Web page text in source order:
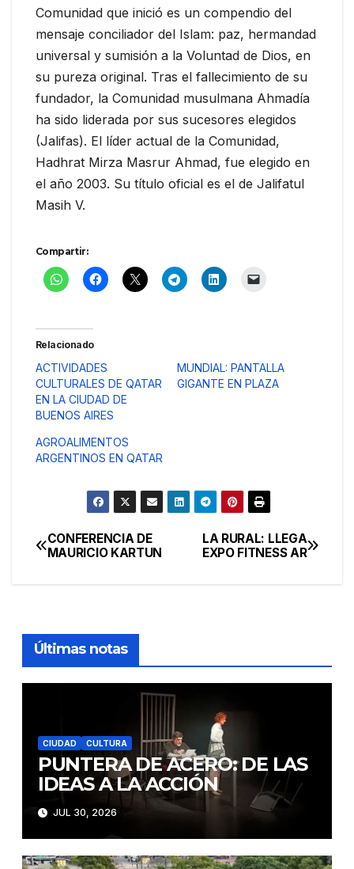
Comunidad que inició es un compendio del
mensaje conciliador del Islam: paz, hermandad
universal y sumisión a la Voluntad de Dios, en
su pureza original. Tras el fallecimiento de su
fundador, la Comunidad musulmana Ahmadía
ha sido liderada por sus sucesores elegidos
(Jalifas). El líder actual de la Comunidad,
Hadhrat Mirza Masrur Ahmad, fue elegido en
el año 2003. Su título oficial es el de Jalifatul
Masih V.
Compartir:
Relacionado
ACTIVIDADES
CULTURALES DE QATAR
EN LA CIUDAD DE
BUENOS AIRES
MUNDIAL: PANTALLA
GIGANTE EN PLAZA
AGROALIMENTOS
ARGENTINOS EN QATAR
Navegación
LA RURAL: LLEGA
EXPO FITNESS AR
CONFERENCIA DE
MAURICIO KARTUN
Últimas notas
CIUDAD CULTURA
PUNTERA DE ACERO: DE LAS
IDEAS A LA ACCIÓN
JUL 30, 2026